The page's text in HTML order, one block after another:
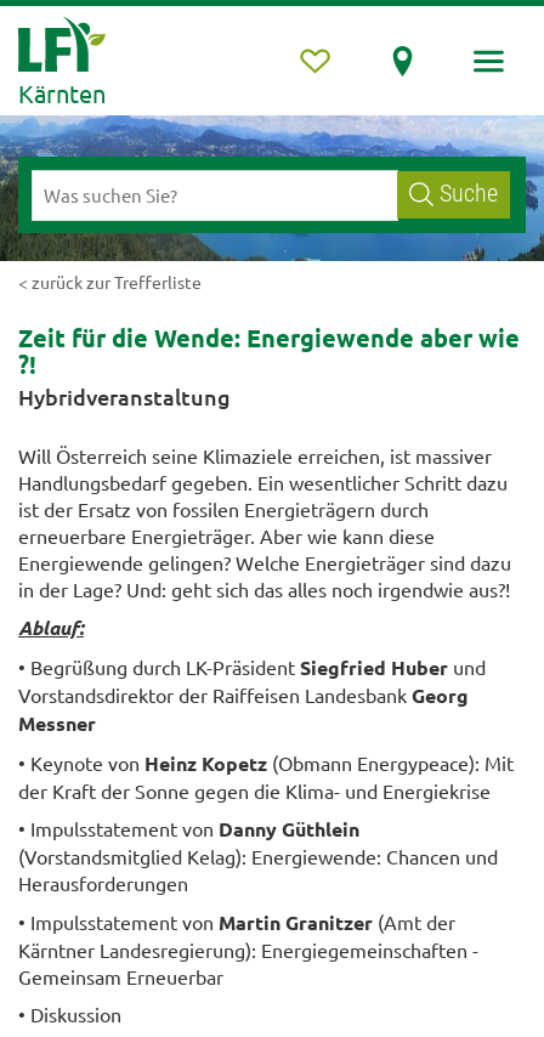
Kärnten
Suche
< zurück zur Trefferliste
Zeit für die Wende: Energiewende aber wie
?!
Hybridveranstaltung
Will Österreich seine Klimaziele erreichen, ist massiver
Handlungsbedarf gegeben. Ein wesentlicher Schritt dazu
ist der Ersatz von fossilen Energieträgern durch
erneuerbare Energieträger. Aber wie kann diese
Energiewende gelingen? Welche Energieträger sind dazu
in der Lage? Und: geht sich das alles noch irgendwie aus?!
Ablauf:
• Begrüßung durch LK-Präsident Siegfried Huber und
Vorstandsdirektor der Raiffeisen Landesbank Georg
Messner
• Keynote von Heinz Kopetz (Obmann Energypeace): Mit
der Kraft der Sonne gegen die Klima- und Energiekrise
• Impulsstatement von Danny Güthlein
(Vorstandsmitglied Kelag): Energiewende: Chancen und
Herausforderungen
• Impulsstatement von Martin Granitzer (Amt der
Kärntner Landesregierung): Energiegemeinschaften -
Gemeinsam Erneuerbar
• Diskussion